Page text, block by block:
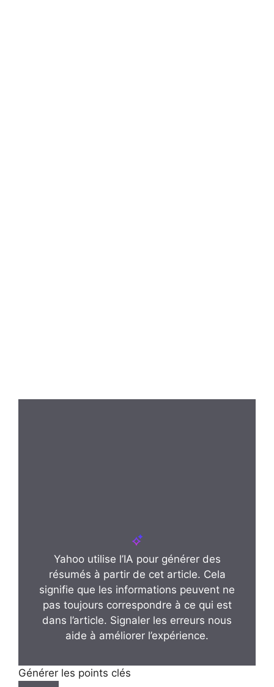
Yahoo utilise l’IA pour générer des
résumés à partir de cet article. Cela
signifie que les informations peuvent ne
pas toujours correspondre à ce qui est
dans l’article. Signaler les erreurs nous
aide à améliorer l’expérience.
Générer les points clés